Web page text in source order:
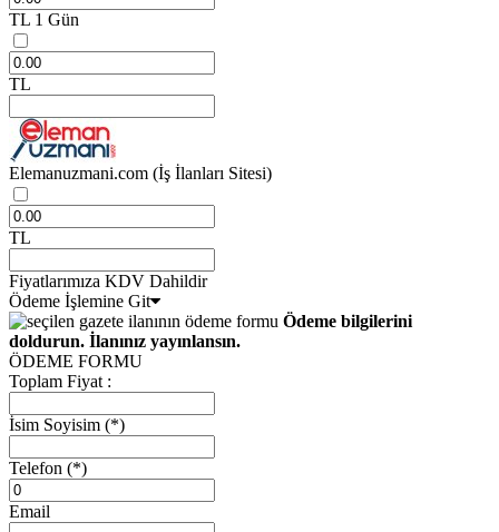
TL 1 Gün
TL
Elemanuzmani.com (İş İlanları Sitesi)
TL
Fiyatlarımıza KDV Dahildir
Ödeme İşlemine Git
Ödeme bilgilerini
doldurun. İlanınız yayınlansın.
ÖDEME FORMU
Toplam Fiyat :
İsim Soyisim (*)
Telefon (*)
Email